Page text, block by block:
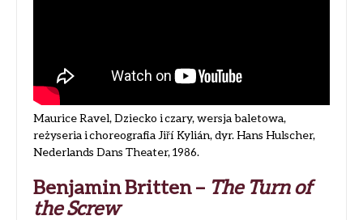
Maurice Ravel, Dziecko i czary, wersja baletowa,
reżyseria i choreografia Jiří Kylián, dyr. Hans Hulscher,
Nederlands Dans Theater, 1986.
Benjamin Britten – The Turn of
the Screw